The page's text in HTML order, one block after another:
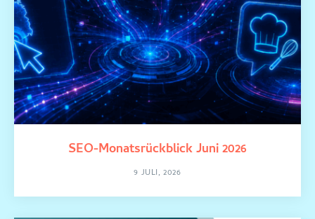
SEO-Monatsrückblick Juni 2026
9 JULI, 2026